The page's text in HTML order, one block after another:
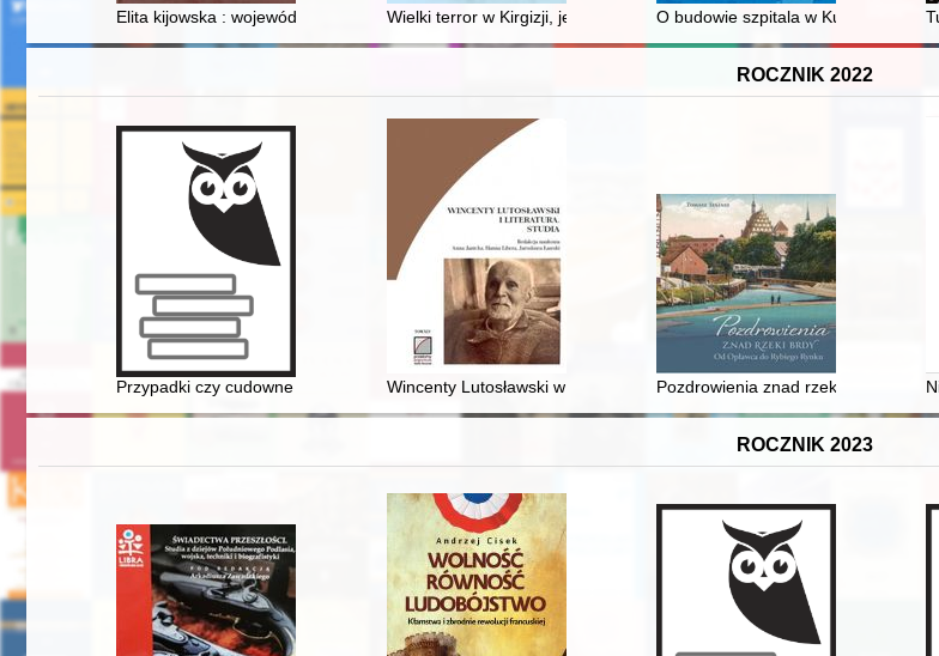
Elita kijowska : województwo kijowskieWielki terror w Kirgizji, jego polskie ofiary, ich ujawnienie i upamiętnienie
O budowie szpitala w Kutnie
ROCZNIK 2022
Przypadki czy cudowne ocalenia Wincenty Lutosławski w Europie Wschodniej : aspekt kulturowy
Pozdrowienia znad rzeki Brdy : od
ROCZNIK 2023